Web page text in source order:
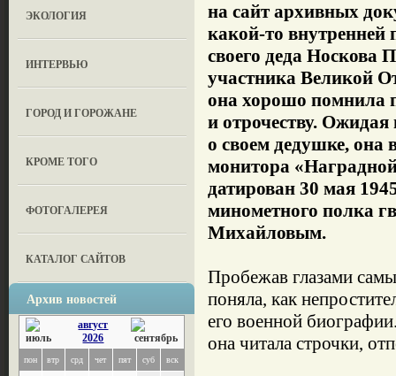
ЭКОЛОГИЯ
ИНТЕРВЬЮ
ГОРОД И ГОРОЖАНЕ
КРОМЕ ТОГО
ФОТОГАЛЕРЕЯ
КАТАЛОГ САЙТОВ
Архив новостей
август
2026
пон втр срд чет пят суб вск
на сайт архивных
какой-то внутренней
своего деда Носкова
участника Великой
она хорошо помнила
и отрочеству.
о своем дедушке, она
монитора
датирован 30 мая
минометного полка
Михайловым.
Пробежав глазами
поняла, как
его военной
она читала строчки,